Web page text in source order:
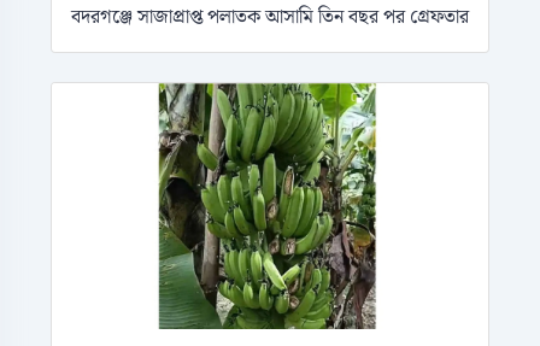
বদরগঞ্জে সাজাপ্রাপ্ত পলাতক আসামি তিন বছর পর গ্রেফতার